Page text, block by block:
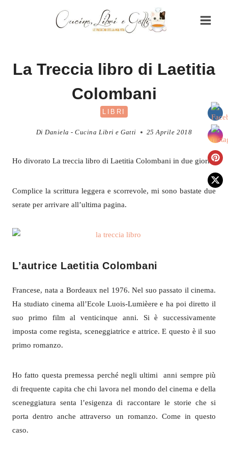
La Treccia libro di Laetitia
Colombani
LIBRI
Di Daniela - Cucina Libri e Gatti 25 Aprile 2018
Ho divorato La treccia libro di Laetitia Colombani in due giorni.
Complice la scrittura leggera e scorrevole, mi sono bastate due
serate per arrivare all’ultima pagina.
L’autrice Laetitia Colombani
Francese, nata a Bordeaux nel 1976. Nel suo passato il cinema.
Ha studiato cinema all’Ecole Luois-Lumièere e ha poi diretto il
suo primo film al venticinque anni. Si è successivamente
imposta come regista, sceneggiatrice e attrice. E questo è il suo
primo romanzo.
Ho fatto questa premessa perché negli ultimi anni sempre più
di frequente capita che chi lavora nel mondo del cinema e della
sceneggiatura senta l’esigenza di raccontare le storie che si
porta dentro anche attraverso un romanzo. Come in questo
caso.